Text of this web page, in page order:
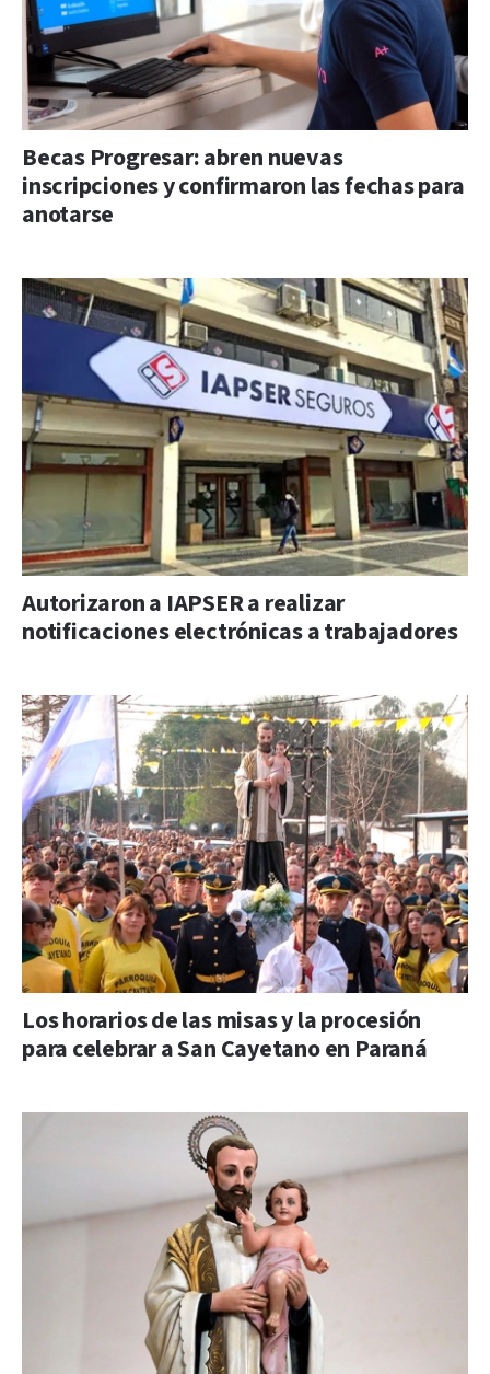
Becas Progresar: abren nuevas
inscripciones y confirmaron las fechas para
anotarse
Autorizaron a IAPSER a realizar
notificaciones electrónicas a trabajadores
Los horarios de las misas y la procesión
para celebrar a San Cayetano en Paraná